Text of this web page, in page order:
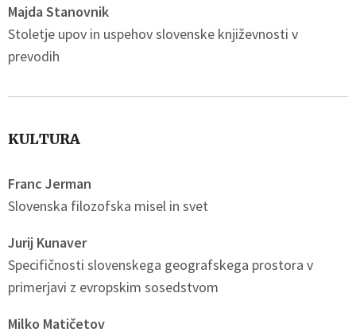
Majda Stanovnik
Stoletje upov in uspehov slovenske književnosti v
prevodih
KULTURA
Franc Jerman
Slovenska filozofska misel in svet
Jurij Kunaver
Specifičnosti slovenskega geografskega prostora v
primerjavi z evropskim sosedstvom
Milko Matičetov